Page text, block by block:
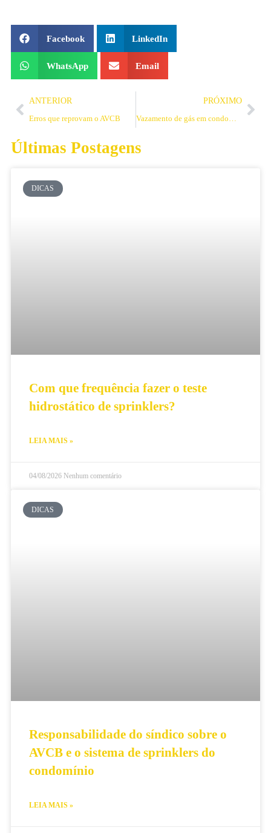
Facebook LinkedIn
WhatsApp Email
ANTERIOR
Erros que reprovam o AVCB
PRÓXIMO
Vazamento de gás em condomínio: quais os primeiros sinais?
Últimas Postagens
DICAS
Com que frequência fazer o teste
hidrostático de sprinklers?
LEIA MAIS »
04/08/2026 Nenhum comentário
DICAS
Responsabilidade do síndico sobre o
AVCB e o sistema de sprinklers do
condomínio
LEIA MAIS »